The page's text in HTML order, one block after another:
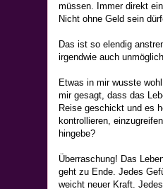
müssen. Immer direkt
Nicht ohne Geld sein
Das ist so elendig
irgendwie auch
Etwas in mir wusste
mir gesagt, dass das
Reise geschickt und es
kontrollieren,
hingebe?
Überraschung! Das
geht zu Ende. Jedes
weicht neuer Kraft.